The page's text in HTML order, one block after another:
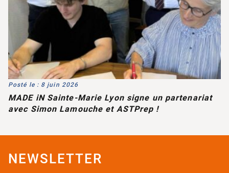
Posté le : 8 juin 2026
MADE iN Sainte-Marie Lyon signe un partenariat
avec Simon Lamouche et ASTPrep !
NEWSLETTER